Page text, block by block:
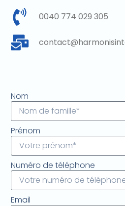
0040 774 029 305
Nom
Prénom
Numéro de téléphone
Email